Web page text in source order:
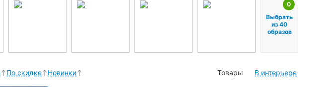
0
Выбрать
из 40
образов
По скидке Новинки Товары В интерьере